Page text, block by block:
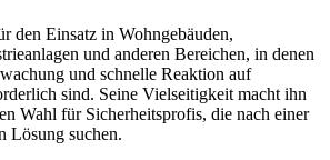
den Einsatz in Wohngebäuden,
und anderen Bereichen, in denen
und schnelle Reaktion auf
sind. Seine Vielseitigkeit macht ihn
Wahl für Sicherheitsprofis, die nach einer
Lösung suchen.